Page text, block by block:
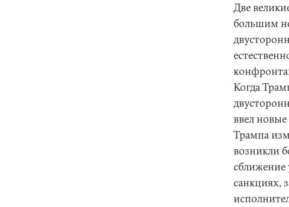
Две
большим
Когда
ввел
Трампа
возникли
сближение
санкциях,